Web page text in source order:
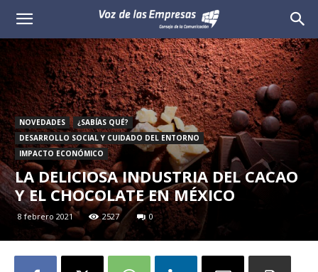
Voz
de
las
Empresas
NOVEDADES
¿SABÍAS QUÉ?
DESARROLLO SOCIAL Y CUIDADO DEL ENTORNO
IMPACTO ECONÓMICO
LA DELICIOSA INDUSTRIA DEL CACAO
Y EL CHOCOLATE EN MÉXICO
8 febrero 2021 2527 0